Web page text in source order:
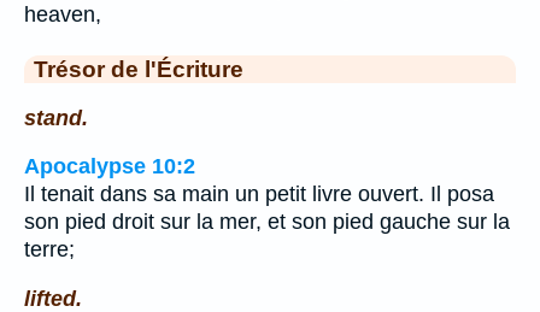
heaven,
Trésor de l'Écriture
stand.
Apocalypse 10:2
Il tenait dans sa main un petit livre ouvert. Il posa
son pied droit sur la mer, et son pied gauche sur la
terre;
lifted.